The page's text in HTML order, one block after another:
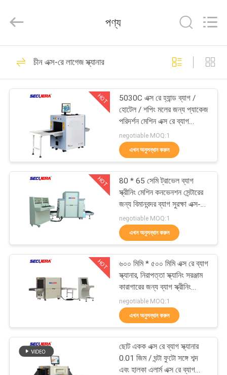
পণ্য
সম্পর্কে
কারখানা
যোগাযোগ
উদ্ধৃতির
জন্য
আবেদন
Rights
by
মেটাল ডিটেক্টরের মাধ্যমে
হাঁটুন
46
এক্স-রে লাগেজ স্ক্যানার
61
শরীরের ধাতু সনাক্তকারী যন্ত্র
50
পণ্য
চীন এক্স-রে লাগেজ স্ক্যানার
HOT
5030C এক্স রে হ্যান্ড ব্যাগ /
হোটেল / শপিং মলের জন্য প্যাকেজ
পরিদর্শন মেশিন এক্স রে ব্যাগ
স্ক্যানার এক্স রে ব্যাগ স্ক্যানার
negotiable MOQ:1
এখন অনুসন্ধান করুন
HOT
80 * 65 সেমি ট্রাভেল ব্যাগ
স্ক্রীনিং মেশিন কনভেনশন সেন্টারের
জন্য বিমানবন্দর ব্যাগ সুরক্ষা এক্স-রে
মেশিন
negotiable MOQ:1
এখন অনুসন্ধান করুন
HOT
৬০০ মিমি * ৫০০ মিমি এক্স রে ব্যাগ
স্ক্যানার, নিরাপত্তা স্ক্যানিং সরঞ্জাম
কারাগারের জন্য ব্যাগ স্ক্রীনিং
সরঞ্জাম বিমানবন্দর এক্স রে
negotiable MOQ:1
এখন অনুসন্ধান করুন
ছোট একক এক্স রে ব্যাগ স্ক্যানার
0.01 জিম / ঘন্টা ফুটো সঙ্গে শব্দ
এবং হালকা এলার্ম এক্স রে ব্যাগ